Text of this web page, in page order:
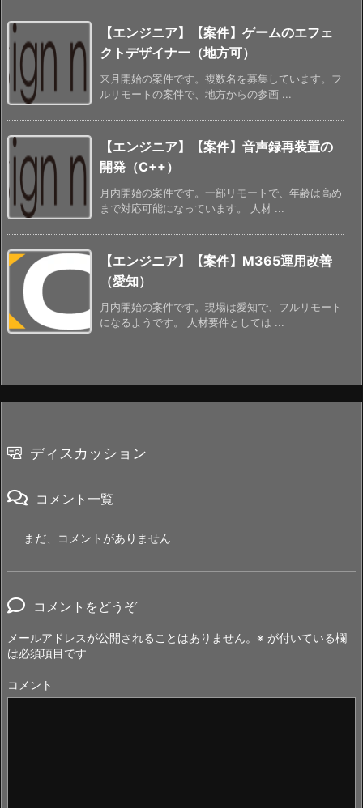
【エンジニア】【案件】ゲームのエフェ
クトデザイナー（地方可）
来月開始の案件です。複数名を募集しています。フ
ルリモートの案件で、地方からの参画 ...
【エンジニア】【案件】音声録再装置の
開発（C++）
月内開始の案件です。一部リモートで、年齢は高め
まで対応可能になっています。 人材 ...
【エンジニア】【案件】M365運用改善
（愛知）
月内開始の案件です。現場は愛知で、フルリモート
になるようです。 人材要件としては ...
ディスカッション
コメント一覧
まだ、コメントがありません
コメントをどうぞ
メールアドレスが公開されることはありません。 ※ が付いている欄
は必須項目です
コメント